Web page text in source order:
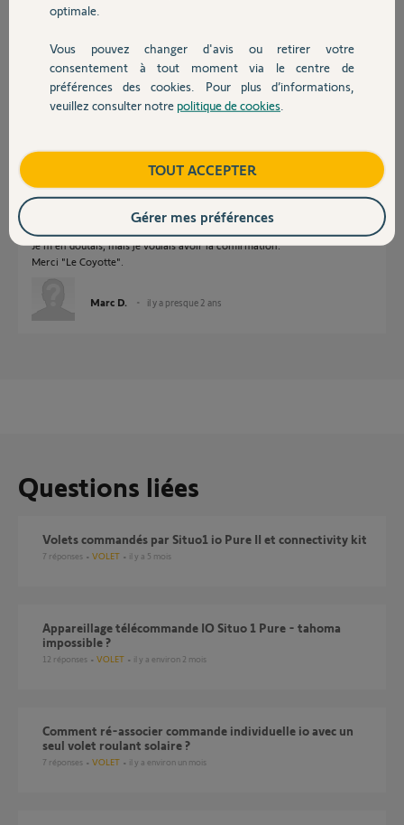
Devis avec un pro
Contact
Réponses
La commande Situo est une radio hertzienne, donc totalement
indépendante de tout le reste.
il y a presque 2 ans
Je m'en doutais, mais je voulais avoir la confirmation.
Merci "Le Coyotte".
Marc D. il y a presque 2 ans
Questions liées
Volets commandés par Situo1 io Pure II et connectivity kit
7 réponses VOLET il y a 5 mois
appareillage télécommande IO Situo 1 Pure - tahoma
impossible ?
12 réponses VOLET il y a environ 2 mois
Comment ré-associer commande individuelle io avec un
seul volet roulant solaire ?
7 réponses VOLET il y a environ un mois
optimale.
Vous pouvez changer d'avis ou retirer votre
consentement à tout moment via le centre de
préférences des cookies. Pour plus d’informations,
veuillez consulter notre politique de cookies
TOUT ACCEPTER
Gérer mes préférences